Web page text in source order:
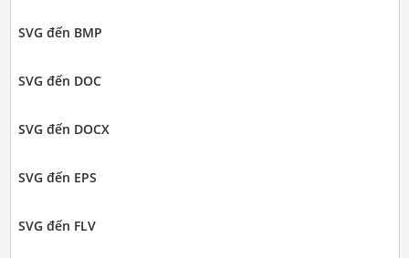
SVG đến BMP
SVG đến DOC
SVG đến DOCX
SVG đến EPS
SVG đến FLV